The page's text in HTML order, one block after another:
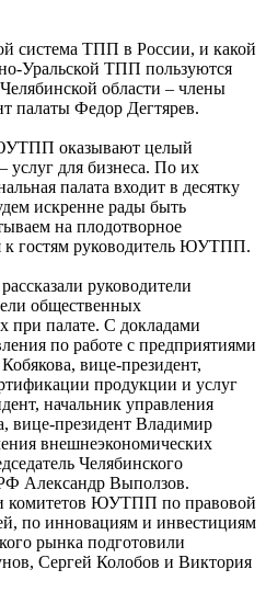
система ТПП в России, и какой
Уральской ТПП пользуются
области – члены
палаты Федор Дегтярев.
оказывают целый
услуг для бизнеса. По их
палата входит в десятку
искренне рады быть
на плодотворное
к гостям руководитель ЮУТПП.
руководители
общественных
при палате. С докладами
по работе с предприятиями
вице-президент,
продукции и услуг
начальник управления
вице-президент Владимир
внешнеэкономических
Челябинского
Александр Выползов.
комитетов ЮУТПП по правовой
по инновациям и инвестициям
рынка подготовили
Сергей Колобов и Виктория